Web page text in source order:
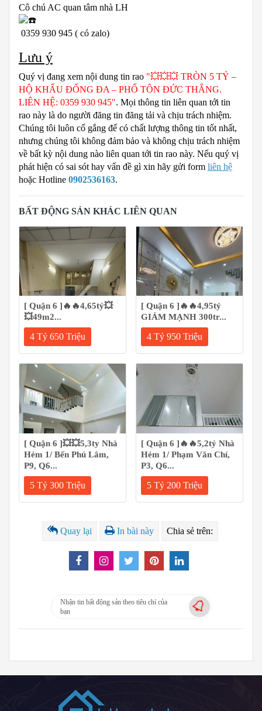
Cô chú AC quan tâm nhà LH
0359 930 945 ( có zalo)
Lưu ý
Quý vị đang xem nội dung tin rao "💥💥💥 TRÒN 5 TỶ –
HỘ KHẨU ĐỐNG ĐA – PHỐ TÔN ĐỨC THẮNG.
LIÊN HỆ: 0359 930 945". Mọi thông tin liên quan tới tin
rao này là do người đăng tin đăng tải và chịu trách nhiệm.
Chúng tôi luôn cố gắng để có chất lượng thông tin tốt nhất,
nhưng chúng tôi không đảm bảo và không chịu trách nhiệm
về bất kỳ nội dung nào liên quan tới tin rao này. Nếu quý vị
phát hiện có sai sót hay vấn đề gì xin hãy gửi form liên hệ
hoặc Hotline 0902536163.
BẤT ĐỘNG SẢN KHÁC LIÊN QUAN
[ Quận 6 ]🔥🔥4,65tỷ💥
💥49m2...
4 Tỷ 650 Triệu
[ Quận 6 ]🔥🔥4,95tỷ
GIẢM MẠNH 300tr...
4 Tỷ 950 Triệu
[ Quận 6 ]💥💥5,3ty Nhà
Hẻm 1/ Bến Phú Lâm,
P9, Q6...
5 Tỷ 300 Triệu
[ Quận 6 ]🔥🔥5,2tỷ Nhà
Hẻm 1/ Phạm Văn Chí,
P3, Q6...
5 Tỷ 200 Triệu
Quay lại In bài này Chia sẻ trên:
Nhận tin bất động sản theo tiêu chí của
bạn